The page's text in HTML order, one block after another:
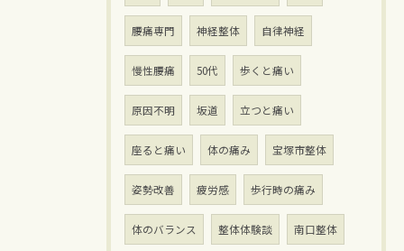
腰痛専門 神経整体 自律神経
慢性腰痛 50代 歩くと痛い
原因不明 坂道 立つと痛い
座ると痛い 体の痛み 宝塚市整体
姿勢改善 疲労感 歩行時の痛み
体のバランス 整体体験談 南口整体